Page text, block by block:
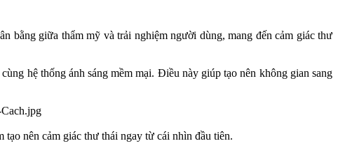
bằng giữa thẩm mỹ và trải nghiệm người dùng, mang đến cảm giác thư
hệ thống ánh sáng mềm mại. Điều này giúp tạo nên không gian sang
nên cảm giác thư thái ngay từ cái nhìn đầu tiên.​